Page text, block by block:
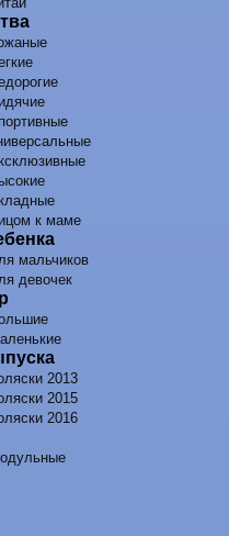
к маме
мальчиков
девочек
2013
2015
2016